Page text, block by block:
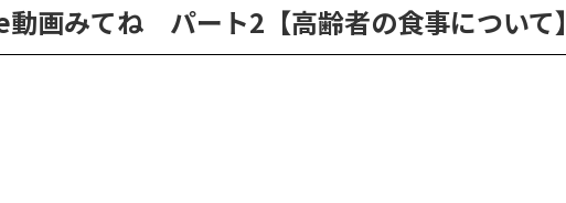
画みてね パート2【高齢者の食事について】